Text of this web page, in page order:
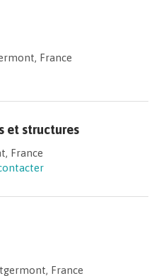
France
et structures
France
France